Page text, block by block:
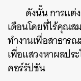
ดังนั้น การแต่
เดือนโดยที่ไร้คุณ
ทำงานเพื่อสาธาร
เพื่อแสวงหาผลปร
คอร์รัปชัน